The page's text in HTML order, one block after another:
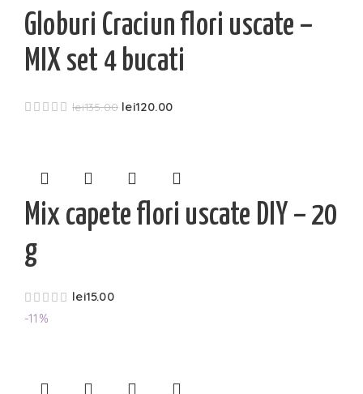
Globuri Craciun flori uscate –
MIX set 4 bucati
lei135.00 lei120.00
Mix capete flori uscate DIY – 20
g
lei15.00
-11%